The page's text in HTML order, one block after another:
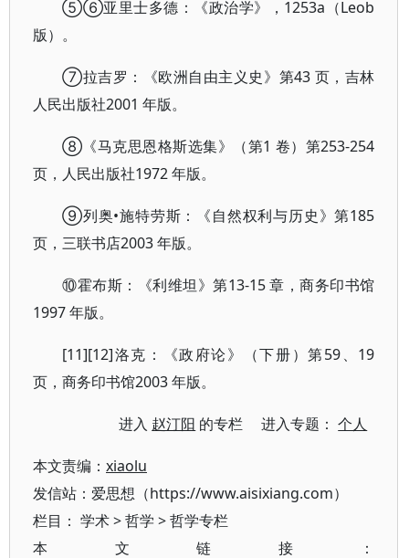
⑤⑥亚里士多德：《政治学》，1253a（Leob
版）。
⑦拉吉罗：《欧洲自由主义史》第43 页，吉林
人民出版社2001 年版。
⑧《马克思恩格斯选集》（第1 卷）第253-254
页，人民出版社1972 年版。
⑨列奥•施特劳斯：《自然权利与历史》第185
页，三联书店2003 年版。
⑩霍布斯：《利维坦》第13-15 章，商务印书馆
1997 年版。
[11][12]洛克：《政府论》（下册）第59、19
页，商务印书馆2003 年版。
进入 赵汀阳 的专栏 进入专题：个人
本文责编： xiaolu
发信站：爱思想（https://www.aisixiang.com）
栏目： 学术>哲学 >哲学专栏
本文链接：